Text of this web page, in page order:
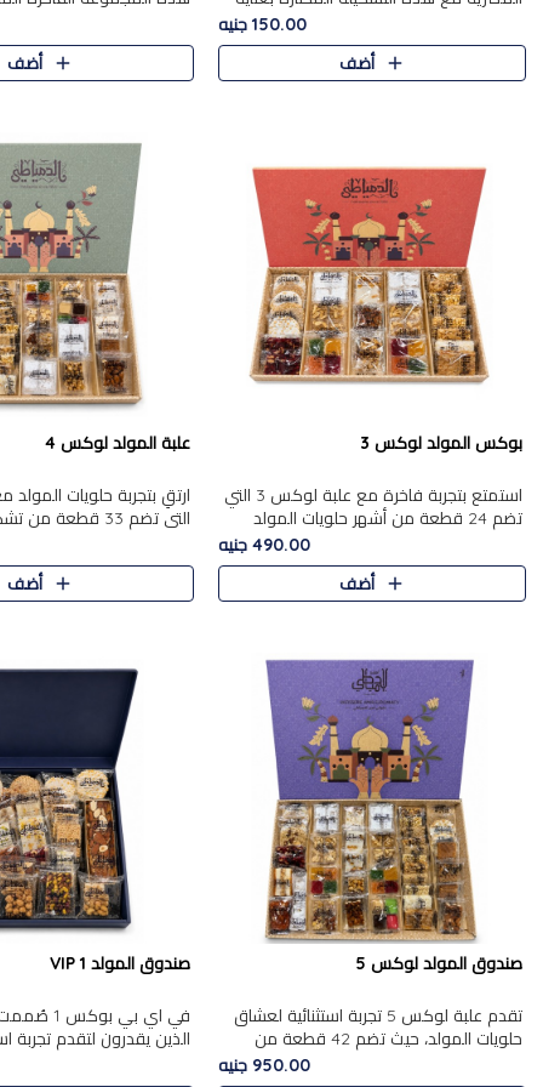
من 9 قطع. تتضمن التشكيلة جوزرية مع
فول،ملبان سادة، ملبان
150.00 جنيه
أضف
قطعة، والتي تم اختيارها
تشكيلة واسعة من الحلويات
المفضلة. تشمل المجموعة
أضف
بوكس المولد لوكس 3
استمتع بتجربة فاخرة مع علبة لوكس 3 التي
تضم 24 قطعة من أشهر حلويات المولد
الشرقية المختارة بعناية. تحتوي التشكيلة على
الجزرية بالفول، والملب..
490.00 جنيه
أضف
علبة المولد لوكس 4
التي تضم 33 قطعة
ومتنوعة من أشهر
العلبة على الجزرية بالفول،..
أضف
صندوق المولد لوكس 5
تقدم علبة لوكس 5 تجربة استثنائية لعشاق
حلويات المولد، حيث تضم 42 قطعة من
تشكيلة فاخرة تجمع بين أشهر الأصناف
950.00 جنيه
صندوق المولد VIP 1
في اي بي
الذين يقدرون لتقدم تجربة
تجمع بين أفخر حلويات